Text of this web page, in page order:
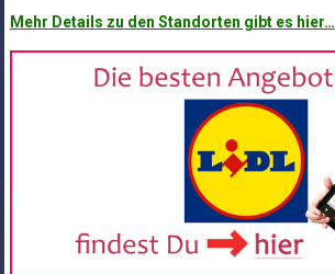
Mehr Details zu den Standorten gibt es hier…